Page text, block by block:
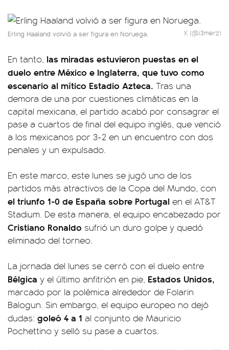
Erling Haaland volvió a ser figura en Noruega. X (@i3merz)
En tanto, las miradas estuvieron puestas en el
duelo entre México e Inglaterra, que tuvo como
escenario al mítico Estadio Azteca. Tras una
demora de una por cuestiones climáticas en la
capital mexicana, el partido acabó por consagrar el
pase a cuartos de final del equipo inglés, que venció
a los mexicanos por 3-2 en un encuentro con dos
penales y un expulsado.
En este marco, este lunes se jugó uno de los
partidos más atractivos de la Copa del Mundo, con
el triunfo 1-0 de España sobre Portugal en el AT&T
Stadium. De esta manera, el equipo encabezado por
Cristiano Ronaldo sufrió un duro golpe y quedó
eliminado del torneo.
La jornada del lunes se cerró con el duelo entre
Bélgica y el último anfitrión en pie, Estados Unidos,
marcado por la polémica alrededor de Folarin
Balogun. Sin embargo, el equipo europeo no dejó
dudas: goleó 4 a 1 al conjunto de Mauricio
Pochettino y selló su pase a cuartos.